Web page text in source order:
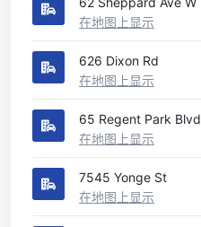
在地图上显示
626 Dixon Rd
在地图上显示
65 Regent Park Blvd
在地图上显示
7545 Yonge St
在地图上显示